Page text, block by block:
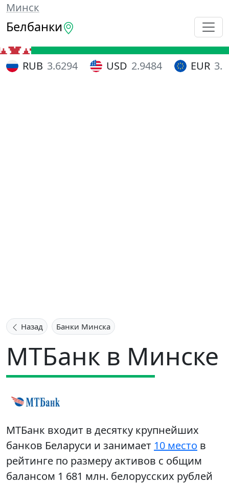
Минск
Белбанки
RUB 3.6294 USD 2.9484 EUR
Назад Банки Минска
МТБанк в Минске
МТБанк входит в десятку крупнейших
банков Беларуси и занимает 10 место в
рейтинге по размеру активов с общим
балансом 1 681 млн. белорусских рублей